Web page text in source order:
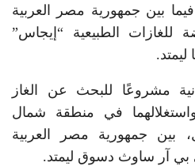
بين جمهورية مصر العربية
للغازات الطبيعية “إيجاس”
مشروعًا للبحث عن الغاز
في منطقة شمال
بين جمهورية مصر العربية
آر ساوث دسوق ليمتد.